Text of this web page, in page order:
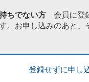
ちでない方 会員に登
。お申し込みのあと、
登録せずに申し